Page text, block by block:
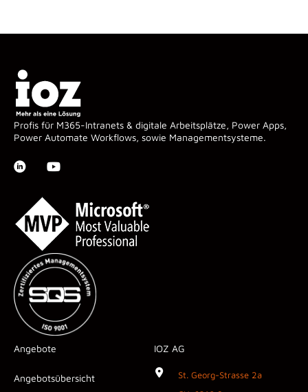
Profis für M365-Intranets & digitale Arbeitsplätze, Power Apps,
Power Automate Workflows, sowie Managementsysteme.
Angebote
Angebotsübersicht
IOZ AG
St. Georg-Strasse 2a